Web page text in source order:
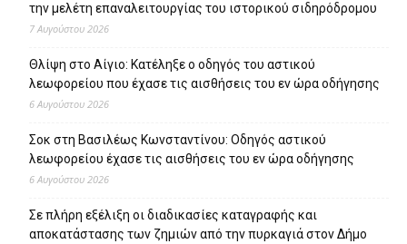
την μελέτη επαναλειτουργίας του ιστορικού σιδηρόδρομου
7 Αυγούστου 2026
Θλίψη στο Αίγιο: Κατέληξε ο οδηγός του αστικού
λεωφορείου που έχασε τις αισθήσεις του εν ώρα οδήγησης
6 Αυγούστου 2026
Σοκ στη Βασιλέως Κωνσταντίνου: Οδηγός αστικού
λεωφορείου έχασε τις αισθήσεις του εν ώρα οδήγησης
6 Αυγούστου 2026
Σε πλήρη εξέλιξη οι διαδικασίες καταγραφής και
αποκατάστασης των ζημιών από την πυρκαγιά στον Δήμο